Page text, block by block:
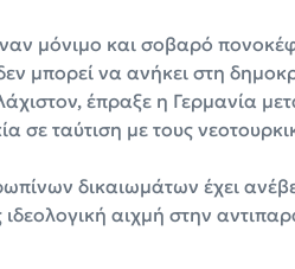
μόνιμο και σοβαρό
μπορεί να ανήκει στη
έπραξε η Γερμανία
σε ταύτιση με τους
δικαιωμάτων έχει
ιδεολογική αιχμή στην